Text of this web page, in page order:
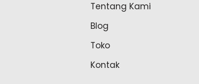
pembaruan data sebelum Anda memulai untuk transaksi
Tentang Kami
Blog
Toko
Kontak